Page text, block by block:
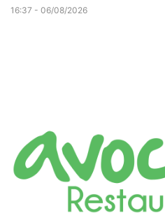
16:37 - 06/08/2026